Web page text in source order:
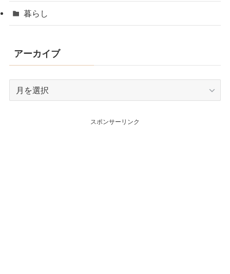
暮らし
アーカイブ
スポンサーリンク